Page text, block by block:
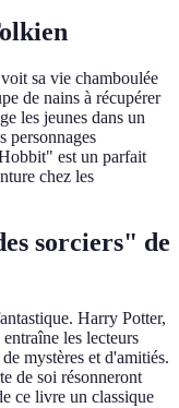
sa vie chamboulée
de nains à récupérer
les jeunes dans un
personnages
est un parfait
chez les
sorciers" de
Harry Potter,
les lecteurs
mystères et d'amitiés.
de soi résonneront
ce livre un classique